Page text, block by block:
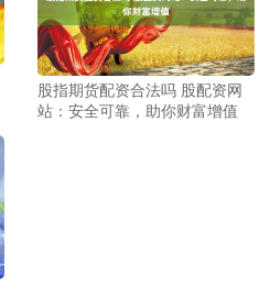
股指期货配资合法吗 股配资网
站：安全可靠，助你财富增值